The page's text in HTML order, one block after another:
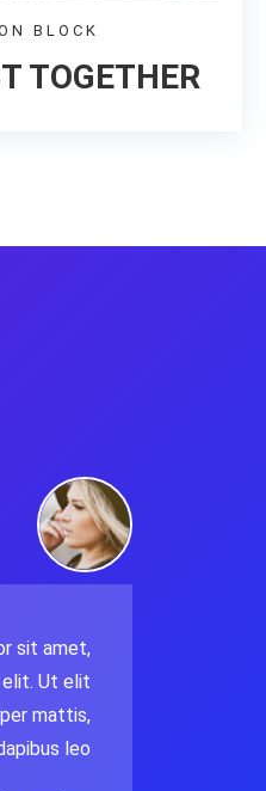
BLOCK
TOGETHER
sit amet,
Ut elit
mattis,
leo.